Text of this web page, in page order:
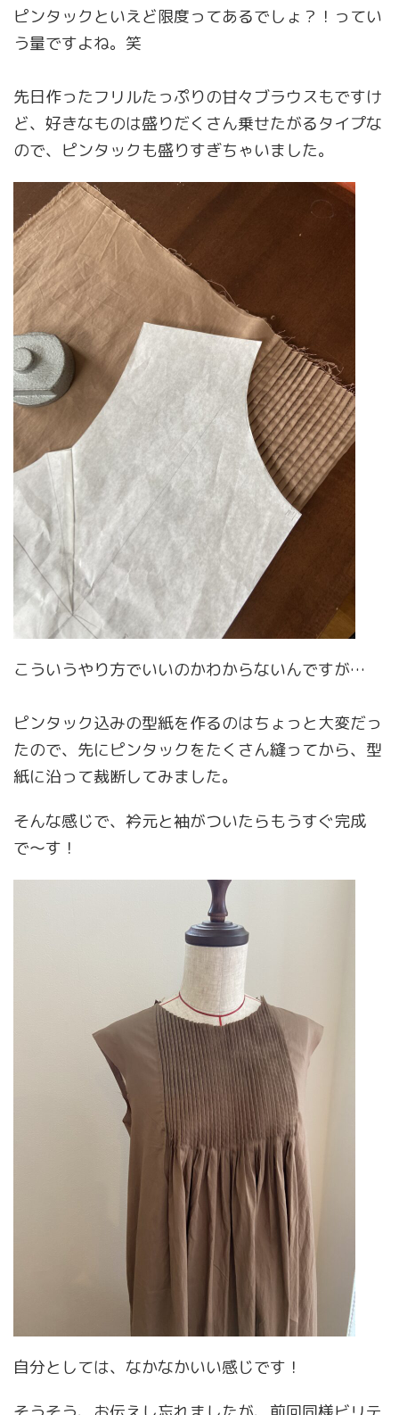
ピンタックといえど限度ってあるでしょ？！ってい
う量ですよね。笑
先日作ったフリルたっぷりの甘々ブラウスもですけ
ど、好きなものは盛りだくさん乗せたがるタイプな
ので、ピンタックも盛りすぎちゃいました。
こういうやり方でいいのかわからないんですが…
ピンタック込みの型紙を作るのはちょっと大変だっ
たので、先にピンタックをたくさん縫ってから、型
紙に沿って裁断してみました。
そんな感じで、衿元と袖がついたらもうすぐ完成
で〜す！
自分としては、なかなかいい感じです！